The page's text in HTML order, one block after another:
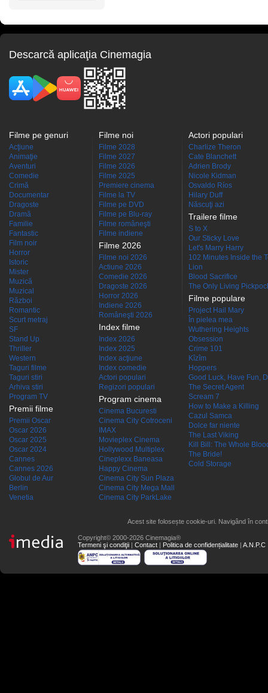
Descarcă aplicaţia Cinemagia
Filme pe genuri
Acţiune
Animaţie
Aventuri
Comedie
Crimă
Documentar
Dragoste
Dramă
Familie
Fantastic
Film noir
Horror
Istoric
Mister
Muzică
Muzical
Război
Romantic
Scurt metraj
SF
Stand Up
Thriller
Western
Taguri filme
Taguri stiri
Arhiva stiri
Program TV
Premii filme
Premii Oscar
Oscar 2026
Oscar 2025
Oscar 2024
Cannes
Cannes 2026
Globul de Aur
Berlin
Venetia
Filme noi
Filme 2028
Filme 2027
Filme 2026
Filme 2025
Premiere cinema
Filme la TV
Filme pe DVD
Filme pe Blu-ray
Filme româneşti
Filme indiene
Filme 2026
Filme noi 2026
Actiune 2026
Comedie 2026
Dragoste 2026
Horror 2026
Indiene 2026
Româneşti 2026
Index filme
Index 2026
Index 2025
Index acţiune
Index comedie
Actori populari
Regizori populari
Program cinema
Cinema Bucuresti
Cinema City Cotroceni
IMAX
Movieplex Cinema
Hollywood Multiplex
Cineplexx Baneasa
Happy Cinema
Cinema City Sun Plaza
Cinema City Mega Mall
Cinema City ParkLake
Actori populari
Charlize Theron
Cate Blanchett
Adrien Brody
Nicole Kidman
Osvaldo Ríos
Hilary Duff
Născuţi azi
Trailere filme
S to X
Our Sticky Love
Let's Marry Harry
102 Minutes Inside the
Lion
Blood Sacrifice
The Only Living
Filme populare
Project Hail Mary
În pielea mea
Wuthering Heights
Obsession
Crime 101
Kîzîm
Hoppers
Good Luck, Have Fun,
The Secret Agent
Scream 7
How to Make a Killing
Cazul Samca
Dolce far niente
The Last Viking
Kill Bill: The Whole
The Bride!
Cold Storage
Acest site folosește cookie-uri. Navigând în
Copyright© 2000-2026 Cinemagia®
Termeni şi condiţii | Contact | Politica de confidențialitate | A.N.P.C